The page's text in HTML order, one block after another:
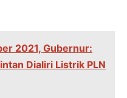
2021, Gubernur:
Dialiri Listrik PLN